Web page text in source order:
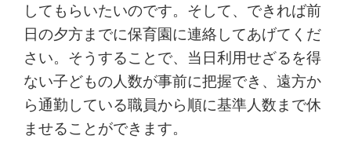
してもらいたいのです。そして、できれば前
日の夕方までに保育園に連絡してあげてくだ
さい。そうすることで、当日利用せざるを得
ない子どもの人数が事前に把握でき、遠方か
ら通勤している職員から順に基準人数まで休
ませることができます。